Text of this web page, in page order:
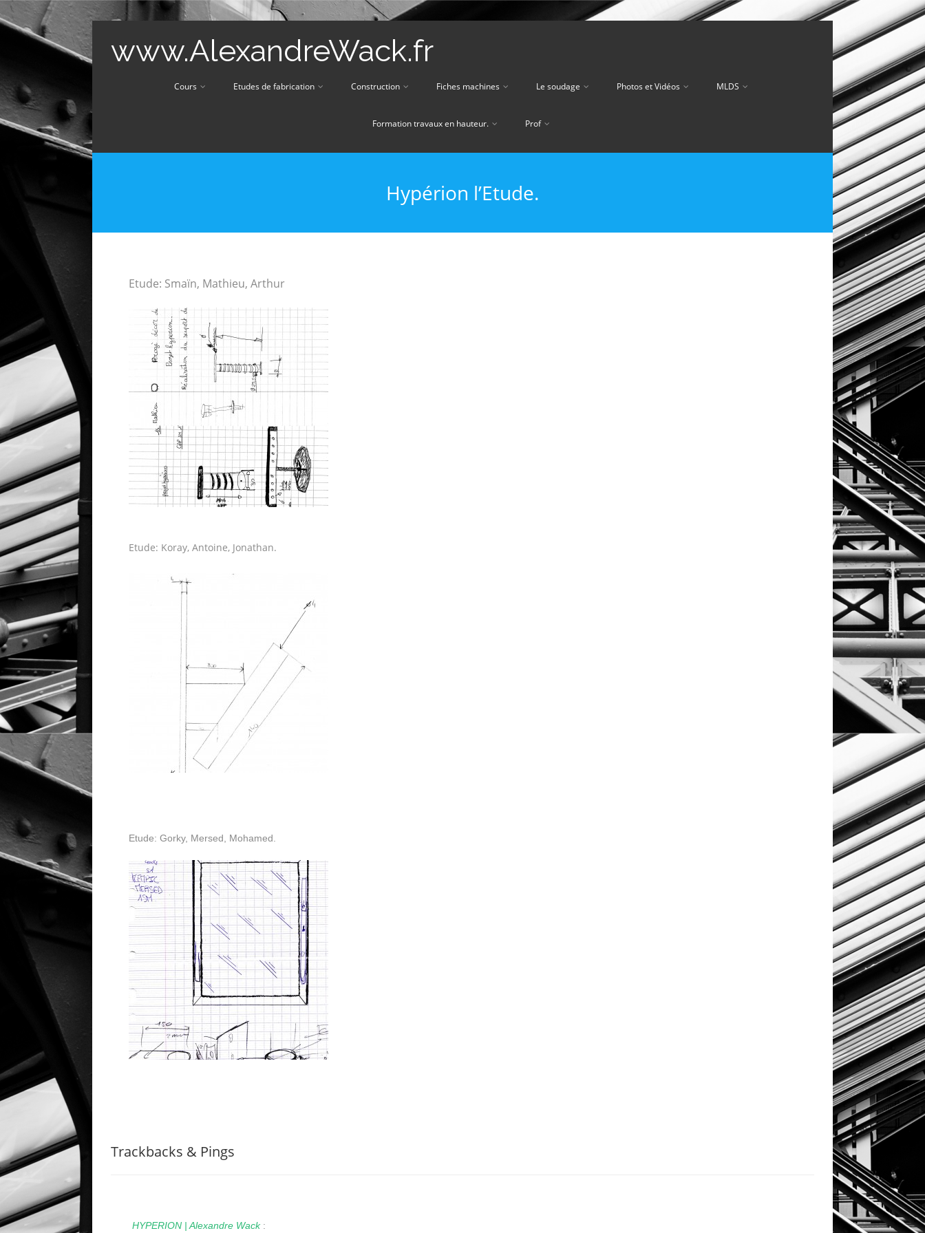
www.AlexandreWack.fr
Cours Etudes de fabrication Construction Fiches machines Le soudage Photos et Vidéos MLDS
Formation travaux en hauteur. Prof
Hypérion l’Etude.
Etude: Smaïn, Mathieu, Arthur
Etude: Koray, Antoine, Jonathan.
Etude: Gorky, Mersed, Mohamed.
Trackbacks & Pings
HYPERION | Alexandre Wack :